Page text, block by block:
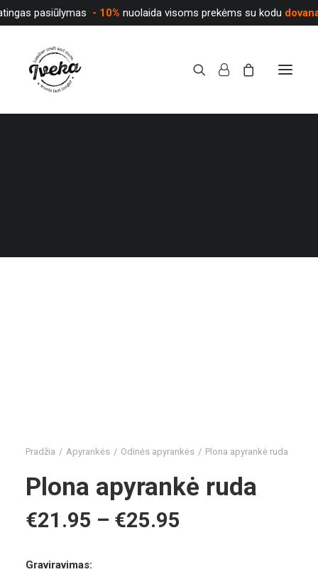
pasiūlymas - 10% nuolaida visoms prekėms su kodu
PARDUOTUVĖ
Pradžia Apyrankės Odinės apyrankės Plona apyrankė ruda
Plona apyrankė ruda
€21.95 – €25.95
Graviravimas: